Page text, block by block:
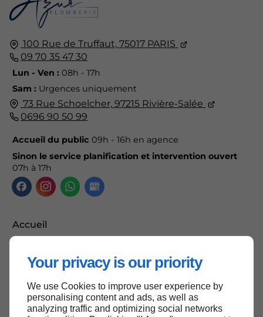
Your privacy is our priority
We use Cookies to improve user experience by
personalising content and ads, as well as
analyzing traffic and optimizing social networks
100 Rue de Truffaut, 75017 PARIS
09 70 35 47 30
Lun - Ven : 08h - 17h
Sam : Urgences uniquement
73 Rue Schoelcher, 97215 Rivière-Salée
0696 90 50 99
Accueil du public 09h - 16h en agence
Sinon le service planification et intervention ouvert
07h à 17h
Accueil
Mentions légales
Plan du site